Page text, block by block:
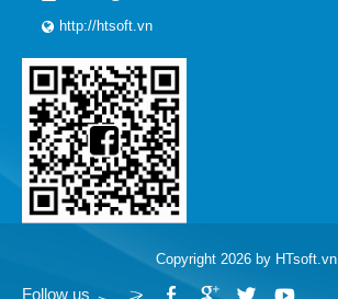
http://htsoft.vn
Copyright 2026 by HTsoft.vn
Follow us